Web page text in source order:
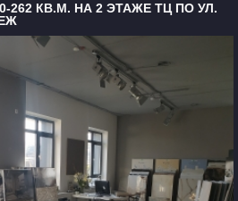
262 КВ.М. НА 2 ЭТАЖЕ ТЦ ПО УЛ.